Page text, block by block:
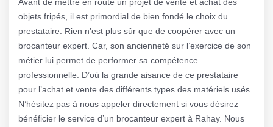
objets fripés, il est primordial de bien fondé le choix du
prestataire. Rien n’est plus sûr que de coopérer avec un
brocanteur expert. Car, son ancienneté sur l’exercice de son
métier lui permet de performer sa compétence
professionnelle. D’où la grande aisance de ce prestataire
pour l’achat et vente des différents types des matériels usés.
N’hésitez pas à nous appeler directement si vous désirez
bénéficier le service d’un brocanteur expert à Rahay. Nous